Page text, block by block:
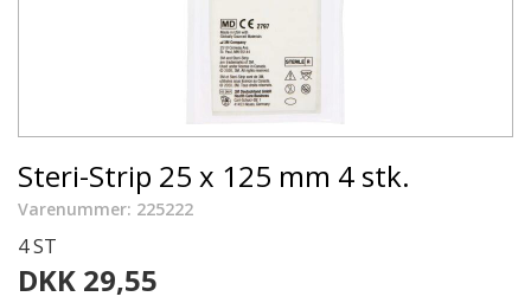
Steri-Strip 25 x 125 mm 4 stk.
Varenummer: 225222
4 ST
DKK 29,55